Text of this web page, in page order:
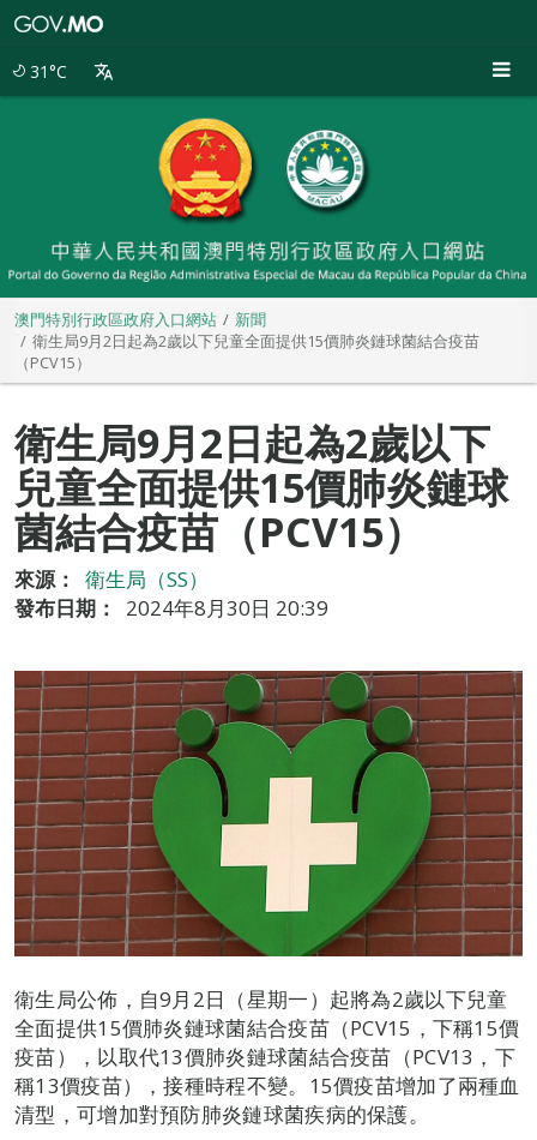
31°C
澳門特別行政區政府入口網站
新聞
衛生局9月2日起為2歲以下兒童全面提供15價肺炎鏈球菌結合疫苗
（PCV15）
衛生局9月2日起為2歲以下
兒童全面提供15價肺炎鏈球
菌結合疫苗（PCV15）
來源：
衛生局（SS）
發布日期：
2024年8月30日 20:39
衛生局公佈，自9月2日（星期一）起將為2歲以下兒童
全面提供15價肺炎鏈球菌結合疫苗（PCV15，下稱15價
疫苗），以取代13價肺炎鏈球菌結合疫苗（PCV13，下
稱13價疫苗），接種時程不變。15價疫苗增加了兩種血
清型，可增加對預防肺炎鏈球菌疾病的保護。